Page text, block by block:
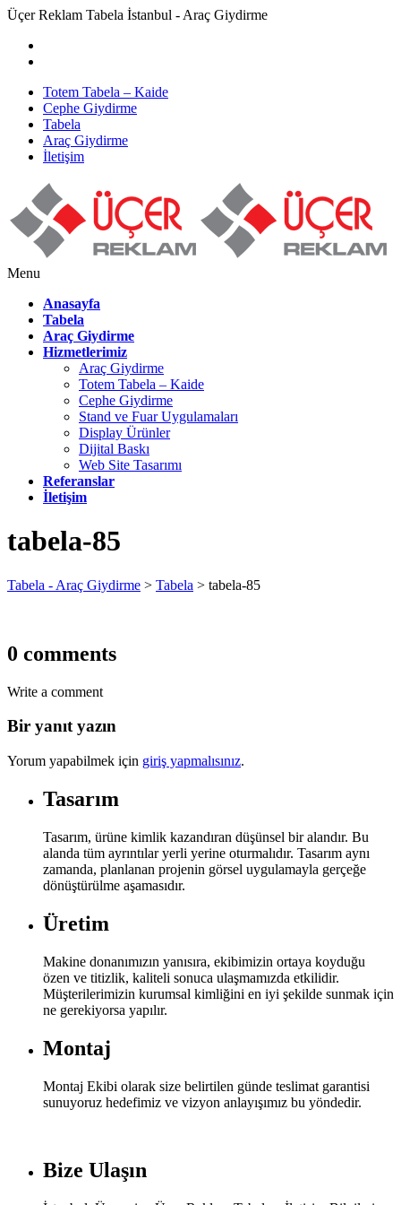
Üçer Reklam Tabela İstanbul - Araç Giydirme
Totem Tabela – Kaide
Cephe Giydirme
Tabela
Araç Giydirme
İletişim
Menu
Anasayfa
Tabela
Araç Giydirme
Hizmetlerimiz
Araç Giydirme
Totem Tabela – Kaide
Cephe Giydirme
Stand ve Fuar Uygulamaları
Display Ürünler
Dijital Baskı
Web Site Tasarımı
Referanslar
İletişim
tabela-85
Tabela - Araç Giydirme > Tabela > tabela-85
0 comments
Write a comment
Bir yanıt yazın
Yorum yapabilmek için giriş yapmalısınız.
Tasarım
Tasarım, ürüne kimlik kazandıran düşünsel bir alandır. Bu
alanda tüm ayrıntılar yerli yerine oturmalıdır. Tasarım aynı
zamanda, planlanan projenin görsel uygulamayla gerçeğe
dönüştürülme aşamasıdır.
Üretim
Makine donanımızın yanısıra, ekibimizin ortaya koyduğu
özen ve titizlik, kaliteli sonuca ulaşmamızda etkilidir.
Müşterilerimizin kurumsal kimliğini en iyi şekilde sunmak için
ne gerekiyorsa yapılır.
Montaj
Montaj Ekibi olarak size belirtilen günde teslimat garantisi
sunuyoruz hedefimiz ve vizyon anlayışımız bu yöndedir.
Bize Ulaşın